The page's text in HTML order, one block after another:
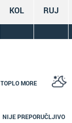
KOL RUJ
TOPLO MORE
NIJE PREPORUČLJIVO